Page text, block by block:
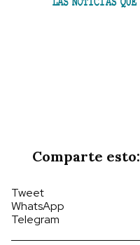
Comparte esto:
Tweet
WhatsApp
Telegram